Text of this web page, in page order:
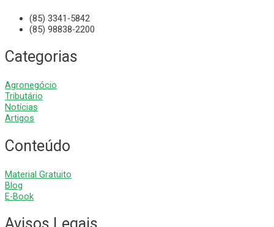
(85) 3341-5842
(85) 98838-2200
Categorias
Agronegócio
Tributário
Notícias
Artigos
Conteúdo
Material Gratuito
Blog
E-Book